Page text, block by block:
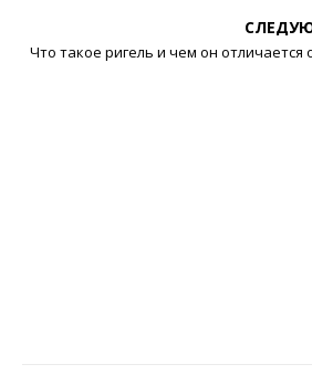
Что такое ригель и чем он отличается